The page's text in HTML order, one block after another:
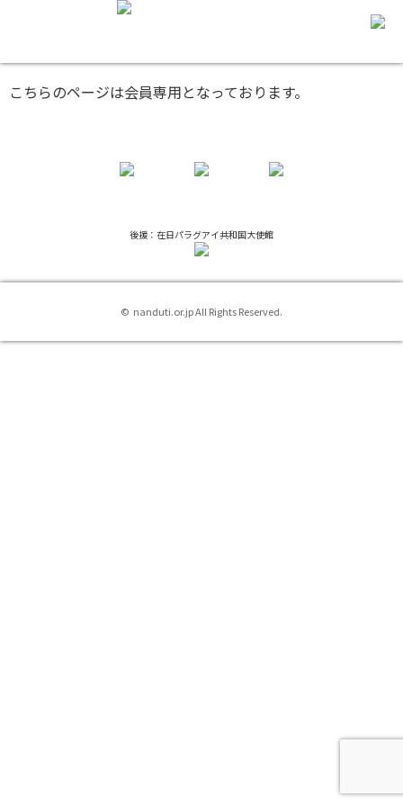
こちらのページは会員専用となっております。
後援：在日パラグアイ共和国大使館
© nanduti.or.jp All Rights Reserved.